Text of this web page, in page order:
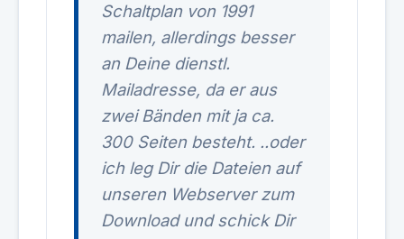
Schaltplan von 1991
mailen, allerdings besser
an Deine dienstl.
Mailadresse, da er aus
zwei Bänden mit ja ca.
300 Seiten besteht. ..oder
ich leg Dir die Dateien auf
unseren Webserver zum
Download und schick Dir